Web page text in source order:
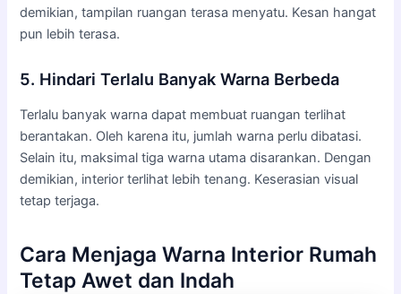
demikian, tampilan ruangan terasa menyatu. Kesan hangat
pun lebih terasa.
5. Hindari Terlalu Banyak Warna Berbeda
Terlalu banyak warna dapat membuat ruangan terlihat
berantakan. Oleh karena itu, jumlah warna perlu dibatasi.
Selain itu, maksimal tiga warna utama disarankan. Dengan
demikian, interior terlihat lebih tenang. Keserasian visual
tetap terjaga.
Cara Menjaga Warna Interior Rumah
Tetap Awet dan Indah